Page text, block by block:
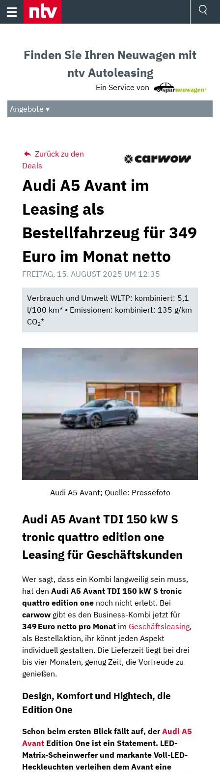
Skip
Audio
Das Beste
Finden Sie Ihren Neuwagen mit
ntv Autoleasing
Ein Service von
Angebote ▾
Zurück zu den
Deals
Audi A5 Avant im
Leasing als
Bestellfahrzeug für 349
Euro im Monat netto
FREITAG, 15. AUGUST 2025 UM 12:35
Verbrauch und Umwelt WLTP: kombiniert: 5,1
l/100 km* • Emissionen: kombiniert: 135 g/km
CO2*
Audi A5 Avant; Quelle: Pressefoto
Audi A5 Avant TDI 150 kW S
tronic quattro edition one
Leasing für Geschäftskunden
Wer sagt, dass ein Kombi langweilig sein muss,
hat den Audi A5 Avant TDI 150 kW S tronic
quattro edition one noch nicht erlebt. Bei
carwow gibt es den Business-Kombi jetzt für
349 Euro netto pro Monat im Geschäftsleasing,
als Bestellaktion, ihr könnt jeden Aspekt
individuell gestalten. Die Lieferzeit liegt bei drei
bis vier Monaten, genug Zeit, die Vorfreude zu
genießen.
Design, Komfort und Hightech, die
Edition One
Schon beim ersten Blick fällt auf, derAudi A5
Avant Edition One ist ein Statement. LED-
Matrix-Scheinwerferund markante Voll-LED-
Heckleuchten verleihen dem Avant eine